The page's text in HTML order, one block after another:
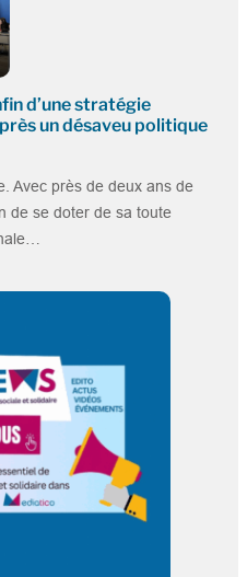
d’une stratégie
un désaveu politique
Avec près de deux ans de
de se doter de sa toute